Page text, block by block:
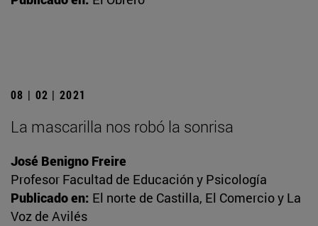
08 | 02 | 2021
La mascarilla nos robó la sonrisa
José Benigno Freire
Profesor Facultad de Educación y Psicología
Publicado en: El norte de Castilla, El Comercio y La
Voz de Avilés